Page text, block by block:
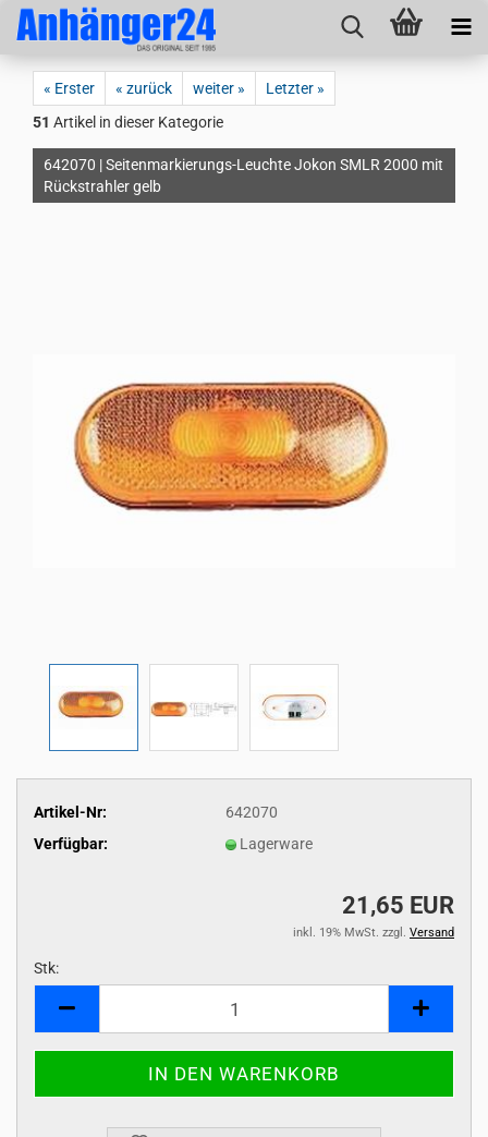
« Erster « zurück weiter »
Letzter »
51 Artikel in dieser Kategorie
642070 | Seitenmarkierungs-Leuchte Jokon SMLR 2000 mit
Rückstrahler gelb
Artikel-Nr:
642070
Verfügbar:
Lagerware
21,65 EUR
inkl. 19% MwSt. zzgl. Versand
Stk: